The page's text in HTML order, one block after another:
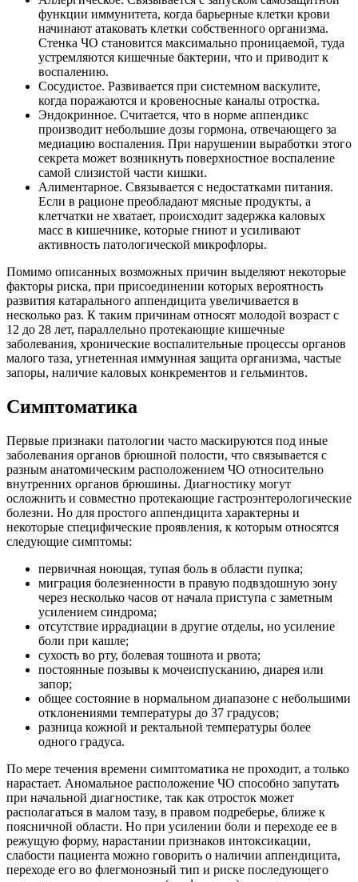
функции иммунитета, когда барьерные клетки крови
начинают атаковать клетки собственного организма.
Стенка ЧО становится максимально проницаемой, туда
устремляются кишечные бактерии, что и приводит к
воспалению.
Сосудистое. Развивается при системном васкулите,
когда поражаются и кровеносные каналы отростка.
Эндокринное. Считается, что в норме аппендикс
производит небольшие дозы гормона, отвечающего за
медиацию воспаления. При нарушении выработки этого
секрета может возникнуть поверхностное воспаление
самой слизистой части кишки.
Алиментарное. Связывается с недостатками питания.
Если в рационе преобладают мясные продукты, а
клетчатки не хватает, происходит задержка каловых
масс в кишечнике, которые гниют и усиливают
активность патологической микрофлоры.
Помимо описанных возможных причин выделяют некоторые
факторы риска, при присоединении которых вероятность
развития катарального аппендицита увеличивается в
несколько раз. К таким причинам относят молодой возраст с
12 до 28 лет, параллельно протекающие кишечные
заболевания, хронические воспалительные процессы органов
малого таза, угнетенная иммунная защита организма, частые
запоры, наличие каловых конкрементов и гельминтов.
Симптоматика
Первые признаки патологии часто маскируются под иные
заболевания органов брюшной полости, что связывается с
разным анатомическим расположением ЧО относительно
внутренних органов брюшины. Диагностику могут
осложнить и совместно протекающие гастроэнтерологические
болезни. Но для простого аппендицита характерны и
некоторые специфические проявления, к которым относятся
следующие симптомы:
первичная ноющая, тупая боль в области пупка;
миграция болезненности в правую подвздошную зону
через несколько часов от начала приступа с заметным
усилением синдрома;
отсутствие иррадиации в другие отделы, но усиление
боли при кашле;
сухость во рту, болевая тошнота и рвота;
постоянные позывы к мочеиспусканию, диарея или
запор;
общее состояние в нормальном диапазоне с небольшими
отклонениями температуры до 37 градусов;
разница кожной и ректальной температуры более
одного градуса.
По мере течения времени симптоматика не проходит, а только
нарастает. Аномальное расположение ЧО способно запутать
при начальной диагностике, так как отросток может
располагаться в малом тазу, в правом подреберье, ближе к
поясничной области. Но при усилении боли и переходе ее в
режущую форму, нарастании признаков интоксикации,
слабости пациента можно говорить о наличии аппендицита,
переходе его во флегмонозный тип и риске последующего